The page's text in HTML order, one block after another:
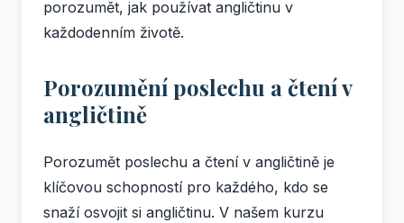
porozumět, jak používat angličtinu v
každodenním životě.
Porozumění poslechu a čtení v
angličtině
Porozumět poslechu a čtení v angličtině je
klíčovou schopností pro každého, kdo se
snaží osvojit si angličtinu. V našem kurzu